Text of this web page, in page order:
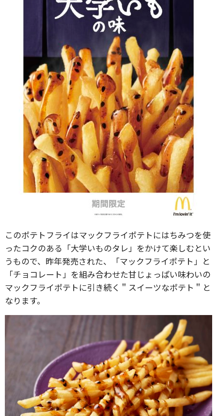
このポテトフライはマックフライポテトにはちみつを使
ったコクのある「大学いものタレ」をかけて楽しむとい
うもので、昨年発売された、「マックフライポテト」と
「チョコレート」を組み合わせた甘じょっぱい味わいの
マックフライポテトに引き続く＂スイーツなポテト＂と
なります。